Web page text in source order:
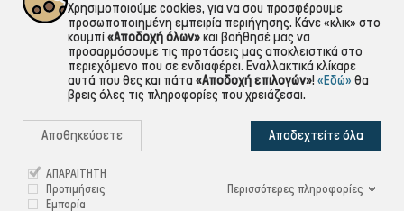
αντικαταβολή,κάρτα,τραπεζική Για ό,τι χρειαστείς!
Χρησιμοποιούμε cookies, για να σου προσφέρουμε
προσωποποιημένη εμπειρία περιήγησης. Κάνε «κλικ» στο
κουμπί«Αποδοχή όλων»και βοήθησέ μας να
προσαρμόσουμε τις προτάσεις μας αποκλειστικά στο
περιεχόμενο που σε ενδιαφέρει. Εναλλακτικά κλίκαρε
αυτά που θες και πάτα «Αποδοχή επιλογών»! «Εδώ» θα
βρεις όλες τις πληροφορίες που χρειάζεσαι.
Αποθηκεύσετε Αποδεχτείτε όλα
ΑΠΑΡΑΙΤΗΤΗ
Προτιμήσεις
Εμπορία
Περισσότερες πληροφορίες